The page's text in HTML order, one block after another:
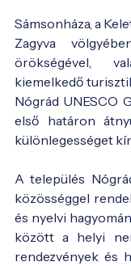
Sámsonháza, a
Zagyva
örökségével,
kiemelkedő
Nógrád UNESCO
első határon
különlegességet
A település
közösséggel
és nyelvi
között a helyi
rendezvények és